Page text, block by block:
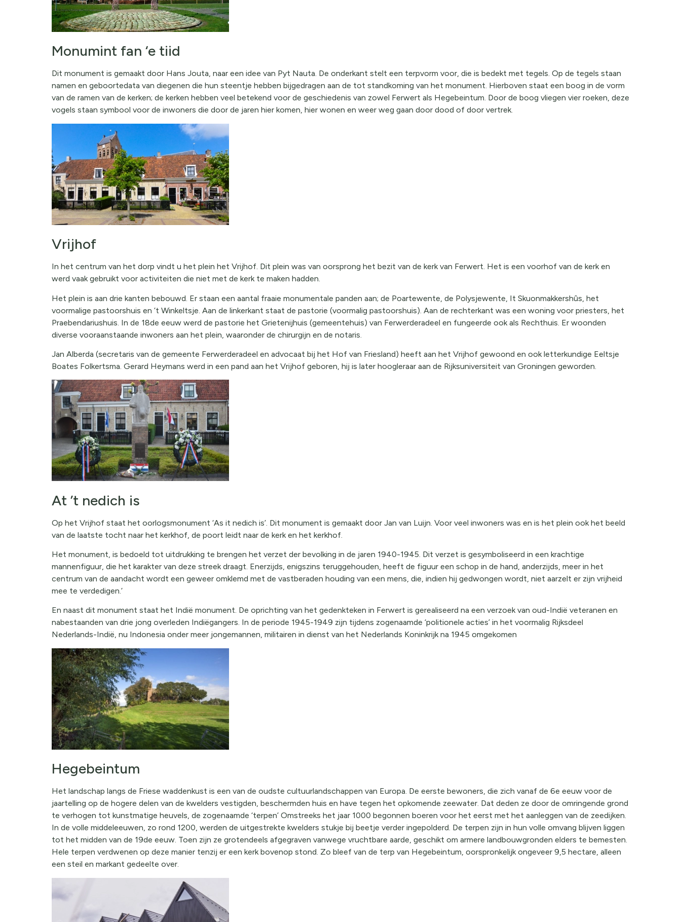
Monumint fan ‘e tiid
Dit monument is gemaakt door Hans Jouta, naar een idee van Pyt Nauta. De onderkant stelt een terpvorm voor, die is bedekt met tegels. Op de tegels staan
namen en geboortedata van diegenen die hun steentje hebben bijgedragen aan de tot standkoming van het monument. Hierboven staat een boog in de vorm
van de ramen van de kerken; de kerken hebben veel betekend voor de geschiedenis van zowel Ferwert als Hegebeintum. Door de boog vliegen vier roeken, deze
vogels staan symbool voor de inwoners die door de jaren hier komen, hier wonen en weer weg gaan door dood of door vertrek.
Vrijhof
In het centrum van het dorp vindt u het plein het Vrijhof. Dit plein was van oorsprong het bezit van de kerk van Ferwert. Het is een voorhof van de kerk en
werd vaak gebruikt voor activiteiten die niet met de kerk te maken hadden.
Het plein is aan drie kanten bebouwd. Er staan een aantal fraaie monumentale panden aan; de Poartewente, de Polysjewente, It Skuonmakkershûs, het
voormalige pastoorshuis en ’t Winkeltsje. Aan de linkerkant staat de pastorie (voormalig pastoorshuis). Aan de rechterkant was een woning voor priesters, het
Praebendariushuis. In de 18de eeuw werd de pastorie het Grietenijhuis (gemeentehuis) van Ferwerderadeel en fungeerde ook als Rechthuis. Er woonden
diverse vooraanstaande inwoners aan het plein, waaronder de chirurgijn en de notaris.
Jan Alberda (secretaris van de gemeente Ferwerderadeel en advocaat bij het Hof van Friesland) heeft aan het Vrijhof gewoond en ook letterkundige Eeltsje
Boates Folkertsma. Gerard Heymans werd in een pand aan het Vrijhof geboren, hij is later hoogleraar aan de Rijksuniversiteit van Groningen geworden.
At ’t nedich is
Op het Vrijhof staat het oorlogsmonument ‘As it nedich is’. Dit monument is gemaakt door Jan van Luijn. Voor veel inwoners was en is het plein ook het beeld
van de laatste tocht naar het kerkhof, de poort leidt naar de kerk en het kerkhof.
Het monument, is bedoeld tot uitdrukking te brengen het verzet der bevolking in de jaren 1940-1945. Dit verzet is gesymboliseerd in een krachtige
mannenfiguur, die het karakter van deze streek draagt. Enerzijds, enigszins teruggehouden, heeft de figuur een schop in de hand, anderzijds, meer in het
centrum van de aandacht wordt een geweer omklemd met de vastberaden houding van een mens, die, indien hij gedwongen wordt, niet aarzelt er zijn vrijheid
mee te verdedigen.’
En naast dit monument staat het Indië monument. De oprichting van het gedenkteken in Ferwert is gerealiseerd na een verzoek van oud-Indië veteranen en
nabestaanden van drie jong overleden Indiëgangers. In de periode 1945-1949 zijn tijdens zogenaamde ‘politionele acties’ in het voormalig Rijksdeel
Nederlands-Indië, nu Indonesia onder meer jongemannen, militairen in dienst van het Nederlands Koninkrijk na 1945 omgekomen
Hegebeintum
Het landschap langs de Friese waddenkust is een van de oudste cultuurlandschappen van Europa. De eerste bewoners, die zich vanaf de 6e eeuw voor de
jaartelling op de hogere delen van de kwelders vestigden, beschermden huis en have tegen het opkomende zeewater. Dat deden ze door de omringende grond
te verhogen tot kunstmatige heuvels, de zogenaamde ‘terpen’ Omstreeks het jaar 1000 begonnen boeren voor het eerst met het aanleggen van de zeedijken.
In de volle middeleeuwen, zo rond 1200, werden de uitgestrekte kwelders stukje bij beetje verder ingepolderd. De terpen zijn in hun volle omvang blijven liggen
tot het midden van de 19de eeuw. Toen zijn ze grotendeels afgegraven vanwege vruchtbare aarde, geschikt om armere landbouwgronden elders te bemesten.
Hele terpen verdwenen op deze manier tenzij er een kerk bovenop stond. Zo bleef van de terp van Hegebeintum, oorspronkelijk ongeveer 9,5 hectare, alleen
een steil en markant gedeelte over.